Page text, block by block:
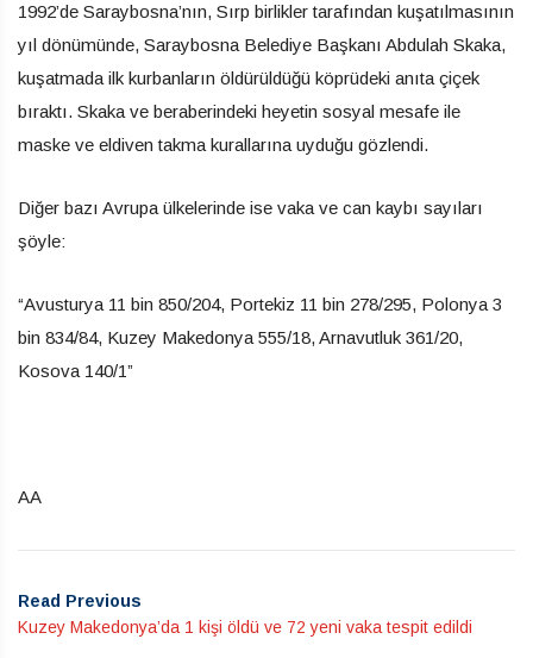
1992’de Saraybosna’nın, Sırp birlikler tarafından kuşatılmasının
yıl dönümünde, Saraybosna Belediye Başkanı Abdulah Skaka,
kuşatmada ilk kurbanların öldürüldüğü köprüdeki anıta çiçek
bıraktı. Skaka ve beraberindeki heyetin sosyal mesafe ile
maske ve eldiven takma kurallarına uyduğu gözlendi.
Diğer bazı Avrupa ülkelerinde ise vaka ve can kaybı sayıları
şöyle:
“Avusturya 11 bin 850/204, Portekiz 11 bin 278/295, Polonya 3
bin 834/84, Kuzey Makedonya 555/18, Arnavutluk 361/20,
Kosova 140/1”
AA
Read Previous
Kuzey Makedonya’da 1 kişi öldü ve 72 yeni vaka tespit edildi